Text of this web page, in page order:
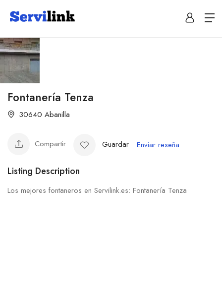
Fontanería Tenza
30640 Abanilla
Compartir Guardar Enviar reseña
Listing Description
Los mejores fontaneros en Servilink.es: Fontanería Tenza